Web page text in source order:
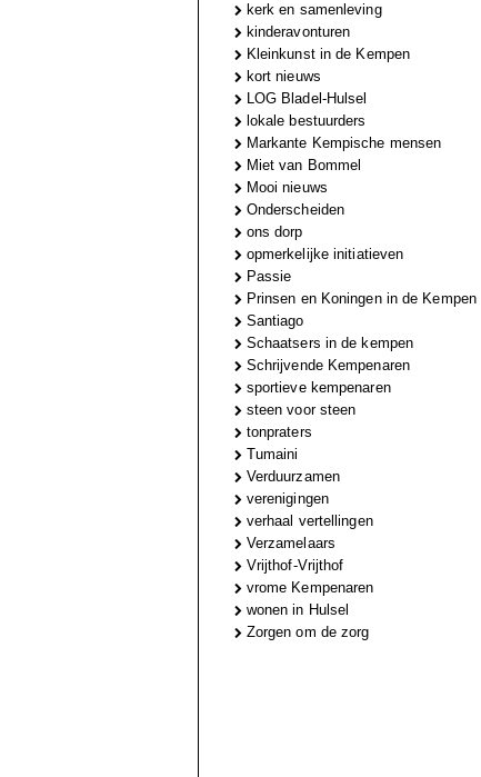
kerk en samenleving
kinderavonturen
Kleinkunst in de Kempen
kort nieuws
LOG Bladel-Hulsel
lokale bestuurders
Markante Kempische mensen
Miet van Bommel
Mooi nieuws
Onderscheiden
ons dorp
opmerkelijke initiatieven
Passie
Prinsen en Koningen in de Kempen
Santiago
Schaatsers in de kempen
Schrijvende Kempenaren
sportieve kempenaren
steen voor steen
tonpraters
Tumaini
Verduurzamen
verenigingen
verhaal vertellingen
Verzamelaars
Vrijthof-Vrijthof
vrome Kempenaren
wonen in Hulsel
Zorgen om de zorg